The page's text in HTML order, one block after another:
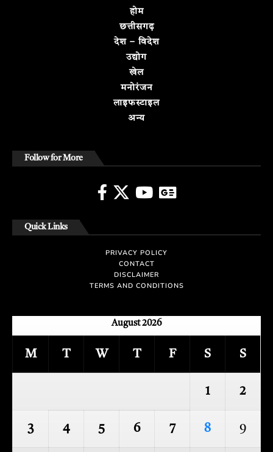
होम
छत्तीसगढ़
देश – विदेश
उद्योग
खेल
मनोरंजन
लाइफस्टाइल
अन्य
Follow for More
Quick Links
PRIVACY POLICY
CONTACT
DISCLAIMER
TERMS AND CONDITIONS
August 2026
M T W T F S S
1 2
3 4 5 6 7 8 9